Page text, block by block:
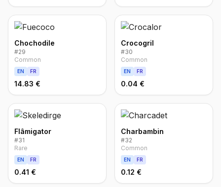
Chochodile
#29
Common
EN FR
14.83 €
Crocogril
#30
Common
EN FR
0.04 €
Flâmigator
#31
Rare
EN FR
0.41 €
Charbambin
#32
Common
EN FR
0.12 €